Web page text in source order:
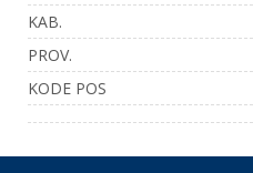
KAB.
PROV.
KODE POS